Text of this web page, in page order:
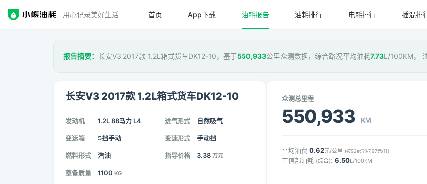
用心记录美好生活 首页 App下载 油耗报告 油耗排行 电耗排行 插混排
报告摘要： 长安V3 2017款 1.2L箱式货车DK12-10，基于550,933公里众测数据，综合路况平均油耗7.73L/100KM，
长安V3 2017款 1.2L箱式货车DK12-10
发动机 1.2L 88马力 L4 进气形式 自然吸气
变速箱 5挡手动 变速形式 手动挡
燃料形式 汽油 指导价格 3.38 万元
整备质量 1100 KG
众测总里程
550,933 KM
平均油费 0.62元/公里 (按92#汽油7.97元/升)
工信部油耗 (综合): 6.50L/100KM